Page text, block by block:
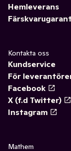
Hemleverans
Kontakta oss
Kundservice
För
Facebook
X (f.d Twitter)
Instagram
Mathem